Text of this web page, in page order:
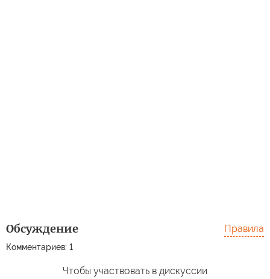
Обсуждение
Комментариев: 1
Правила
Чтобы участвовать в дискуссии